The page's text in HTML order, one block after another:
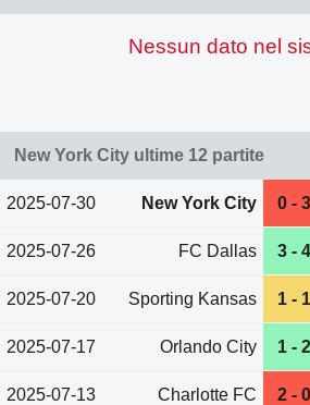
Nessun dato nel
New York City ultime 12 partite
2025-07-30 New York City 0 - 3
2025-07-26 FC Dallas 3 - 4
2025-07-20 Sporting Kansas 1 - 1
2025-07-17 Orlando City 1 - 2
2025-07-13 Charlotte FC 2 - 0